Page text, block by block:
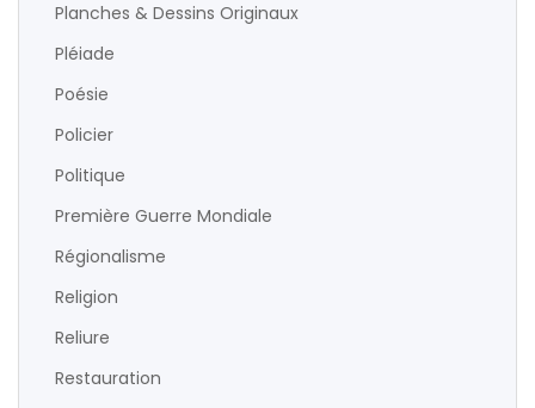
Planches & Dessins Originaux
Pléiade
Poésie
Policier
Politique
Première Guerre Mondiale
Régionalisme
Religion
Reliure
Restauration